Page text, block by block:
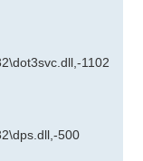
1102
500